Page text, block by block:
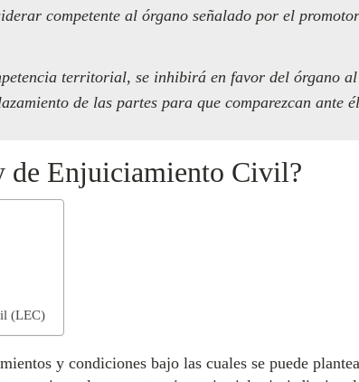
competente al órgano señalado por el
territorial, se inhibirá en favor del órgano al
de las partes para que comparezcan ante
de Enjuiciamiento Civil?
(LEC)
y condiciones bajo las cuales se puede